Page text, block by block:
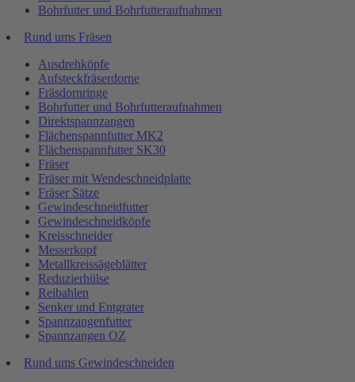
Bohrfutter und Bohrfutteraufnahmen
Rund ums Fräsen
Ausdrehköpfe
Aufsteckfräserdorne
Fräsdornringe
Bohrfutter und Bohrfutteraufnahmen
Direktspannzangen
Flächenspannfutter MK2
Flächenspannfutter SK30
Fräser
Fräser mit Wendeschneidplatte
Fräser Sätze
Gewindeschneidfutter
Gewindeschneidköpfe
Kreisschneider
Messerkopf
Metallkreissägeblätter
Reduzierhülse
Reibahlen
Senker und Entgrater
Spannzangenfutter
Spannzangen OZ
Rund ums Gewindeschneiden